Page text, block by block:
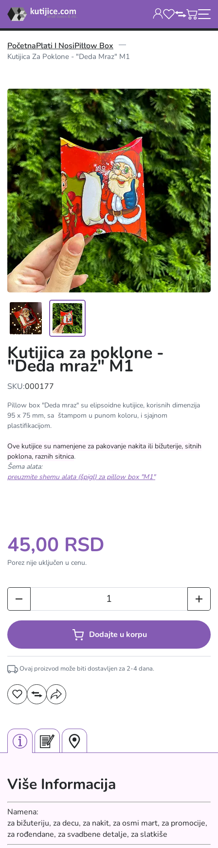
PočetnaPlati I NosiPillow Box
Kutijica Za Poklone - "Deda Mraz" M1
Kutijica za poklone -
"Deda mraz" M1
SKU:000177
Pillow box "Deda mraz" su elipsoidne kutijice, korisnih dimenzija
95 x 75 mm, sa štampom u punom koloru, i sjajnom
plastifikacijom.
Ove kutijice su namenjene za pakovanje nakita ili bižuterije, sitnih
poklona, raznih sitnica.
Šema alata:
preuzmite shemu alata (špigl) za pillow box "M1"
45,00 RSD
Porez nije uključen u cenu.
Dodajte u korpu
Ovaj proizvod može biti dostavljen za 2-4dana.
Više Informacija
Namena:
za bižuteriju, za decu, za nakit, za osmi mart, za promocije,
za rođendane, za svadbene detalje, za slatkiše